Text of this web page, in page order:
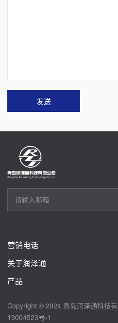
发送
营销电话
关于润泽通
产品
Copyright © 2024 青岛润泽通科技
19004523号-1